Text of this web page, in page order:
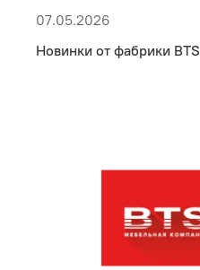
07.05.2026
Новинки от фабрики BTS